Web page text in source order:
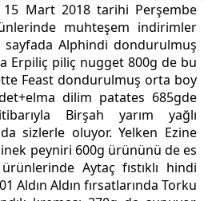
Mart 2018 tarihi Perşembe
muhteşem indirimler
Alphindi dondurulmuş
Erpiliç piliç nugget 800g de bu
Feast dondurulmuş orta boy
dilim patates 685gde
Birşah yarım yağlı
sizlerle oluyor. Yelken Ezine
inek peyniri 600g ürününü de es
Aytaç fıstıklı hindi
Aldın Aldın fırsatlarında Torku